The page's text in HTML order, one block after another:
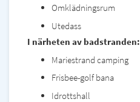
Omklädningsrum
Utedass
I närheten av badstranden:
Mariestrand camping
Frisbee-golf bana
Idrottshall